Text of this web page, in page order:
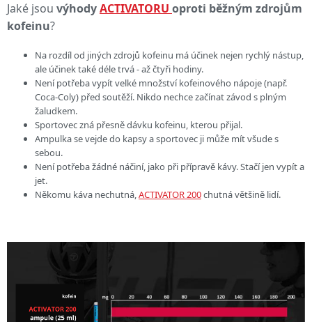
Jaké jsou výhodyACTIVATORU oproti běžným zdrojům
kofeinu?
Na rozdíl od jiných zdrojů kofeinu má účinek nejen rychlý nástup,
ale účinek také déle trvá - až čtyři hodiny.
Není potřeba vypít velké množství kofeinového nápoje (např.
Coca-Coly) před soutěží. Nikdo nechce začínat závod s plným
žaludkem.
Sportovec zná přesně dávku kofeinu, kterou přijal.
Ampulka se vejde do kapsy a sportovec ji může mít všude s
sebou.
Není potřeba žádné náčiní, jako při přípravě kávy. Stačí jen vypít a
jet.
Někomu káva nechutná,ACTIVATOR 200chutná většině lidí.